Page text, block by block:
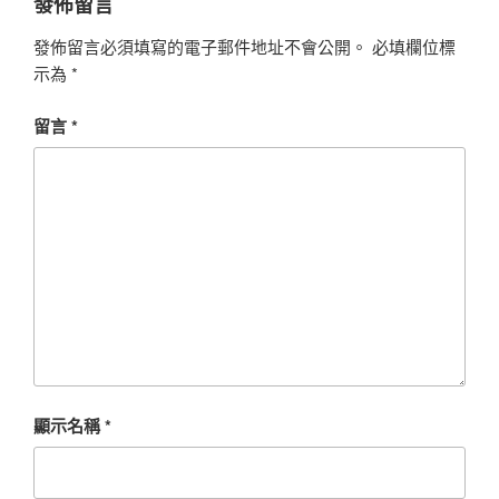
發佈留言必須填寫的電子郵件地址不會公開。 必填欄位標
示為 *
留言*
顯示名稱*